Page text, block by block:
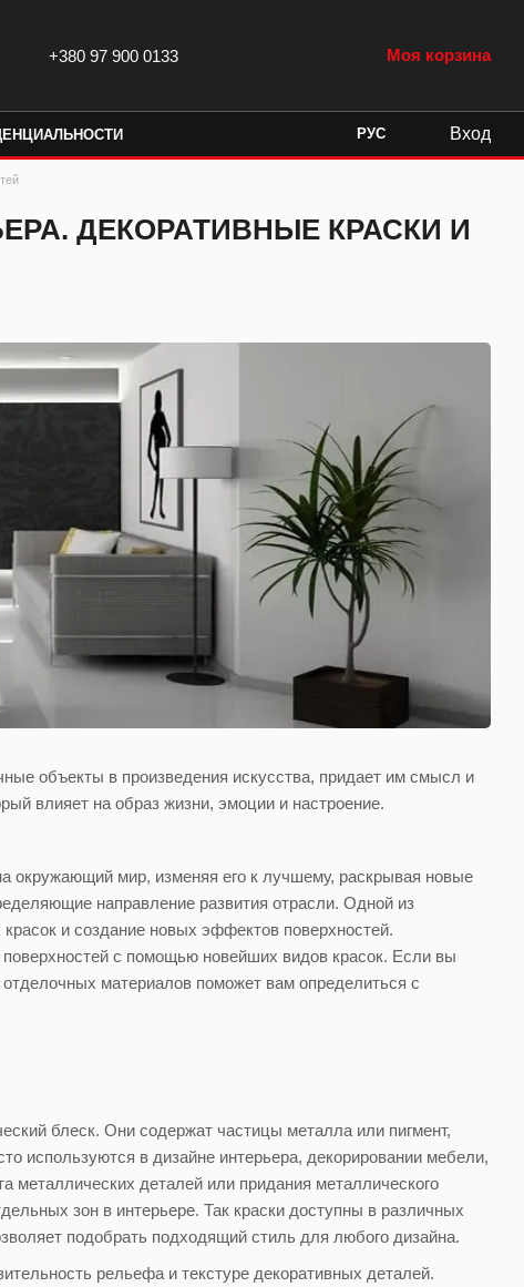
+380 97 900 0133 Моя корзина
РУС Вход
ДЕКОРАТИВНЫЕ КРАСКИ И
объекты в произведения искусства, придает им смысл и
влияет на образ жизни, эмоции и настроение.
окружающий мир, изменяя его к лучшему, раскрывая новые
направление развития отрасли. Одной из
и создание новых эффектов поверхностей.
с помощью новейших видов красок. Если вы
материалов поможет вам определиться с
блеск. Они содержат частицы металла или пигмент,
используются в дизайне интерьера, декорировании мебели,
металлических деталей или придания металлического
зон в интерьере. Так краски доступны в различных
подобрать подходящий стиль для любого дизайна.
рельефа и текстуре декоративных деталей.